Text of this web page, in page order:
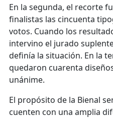
En la segunda, el recorte
finalistas las cincuenta
votos. Cuando los
intervino el jurado
definía la situación. En la
quedaron cuarenta
unánime.
El propósito de la Bienal
cuenten con una amplia